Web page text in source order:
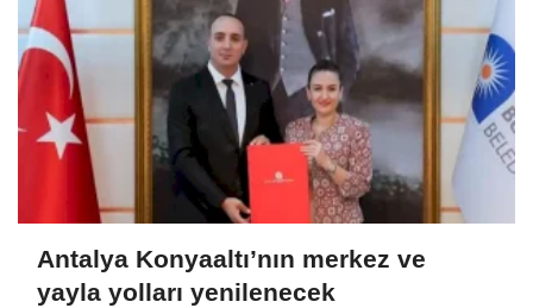
Antalya Konyaaltı’nın merkez ve
yayla yolları yenilenecek